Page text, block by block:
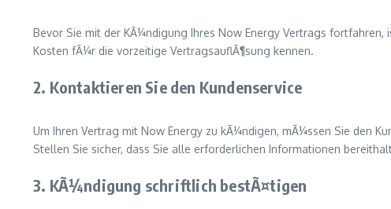
Bevor Sie mit der KÃ¼ndigung Ihres Now Energy Vertrags
Kosten fÃ¼r die vorzeitige VertragsauflÃ¶sung kennen.
2. Kontaktieren Sie den Kundenservice
Um Ihren Vertrag mit Now Energy zu kÃ¼ndigen, mÃ¼ssen Sie den
Stellen Sie sicher, dass Sie alle erforderlichen Informationen
3. KÃ¼ndigung schriftlich bestÃ¤tigen